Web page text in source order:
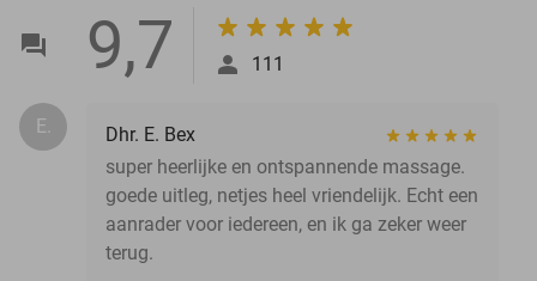
9,7 111
E.
Dhr. E. Bex
super heerlijke en ontspannende massage.
goede uitleg, netjes heel vriendelijk. Echt een
aanrader voor iedereen, en ik ga zeker weer
terug.